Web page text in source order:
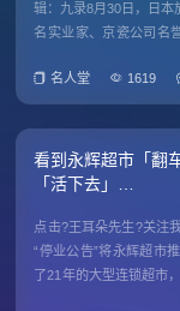
辑：九录8月30日，日
名实业家、京瓷公司名
送协会(NHK 报道截图
彩。1932年，他出生于
名人堂 1619
看到永辉超市「翻
「活下去」…
点击?王耳朵先生?关注
“停业公告”将永辉超市
了21年的大型连锁超市